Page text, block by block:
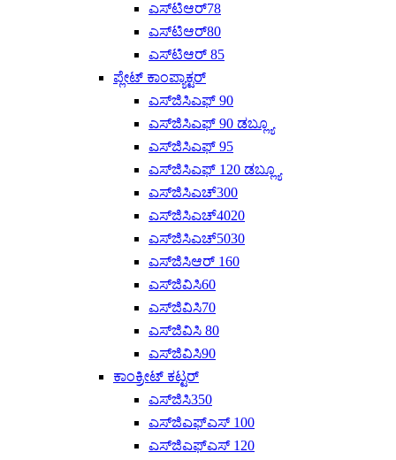
ಎಸ್‌ಟಿಆರ್78
ಎಸ್‌ಟಿಆರ್80
ಎಸ್‌ಟಿಆರ್ 85
ಪ್ಲೇಟ್ ಕಾಂಪ್ಯಾಕ್ಟರ್
ಎಸ್‌ಜಿಸಿಎಫ್ 90
ಎಸ್‌ಜಿಸಿಎಫ್ 90 ಡಬ್ಲ್ಯೂ
ಎಸ್‌ಜಿಸಿಎಫ್ 95
ಎಸ್‌ಜಿಸಿಎಫ್ 120 ಡಬ್ಲ್ಯೂ
ಎಸ್‌ಜಿಸಿಎಚ್300
ಎಸ್‌ಜಿಸಿಎಚ್4020
ಎಸ್‌ಜಿಸಿಎಚ್‌5030
ಎಸ್‌ಜಿಸಿಆರ್ 160
ಎಸ್‌ಜಿವಿಸಿ60
ಎಸ್‌ಜಿವಿಸಿ70
ಎಸ್‌ಜಿವಿಸಿ 80
ಎಸ್‌ಜಿವಿಸಿ90
ಕಾಂಕ್ರೀಟ್ ಕಟ್ಟರ್
ಎಸ್‌ಜಿಸಿ350
ಎಸ್‌ಜಿಎಫ್‌ಎಸ್ 100
ಎಸ್‌ಜಿಎಫ್‌ಎಸ್ 120